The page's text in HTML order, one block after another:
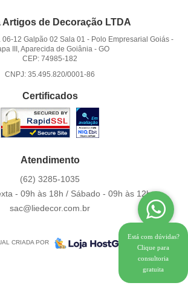
Artigos de Decoração LTDA
06-12 Galpão 02 Sala 01 - Polo Empresarial Goiás -
III, Aparecida de Goiânia- GO
CEP: 74985-182
CNPJ: 35.495.820/0001-86
Certificados
Atendimento
(62) 3285-1035
- 09h às 18h / Sábado - 09h às 12h.
sac@liedecor.com.br
CRIADA POR
Está com dúvidas?
Clique para
consultoria
gratuita